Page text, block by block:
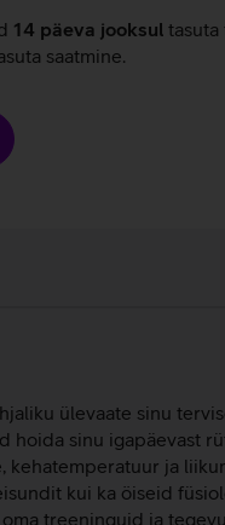
14 päeva jooksul tasuta
saatmine.
ülevaate sinu
sinu igapäevast
kehatemperatuur ja
kui ka öiseid
treeninguid ja